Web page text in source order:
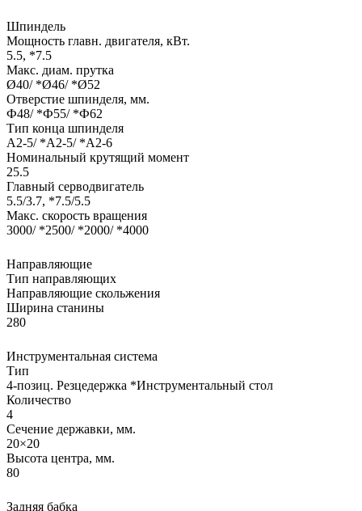
Шпиндель
Мощность главн. двигателя, кВт.
5.5, *7.5
Макс. диам. прутка
Ø40/ *Ø46/ *Ø52
Отверстие шпинделя, мм.
Ф48/ *Ф55/ *Ф62
Тип конца шпинделя
А2-5/ *А2-5/ *А2-6
Номинальный крутящий момент
25.5
Главный серводвигатель
5.5/3.7, *7.5/5.5
Макс. скорость вращения
3000/ *2500/ *2000/ *4000
Направляющие
Тип направляющих
Направляющие скольжения
Ширина станины
280
Инструментальная система
Тип
4-позиц. Резцедержка *Инструментальный стол
Количество
4
Сечение державки, мм.
20×20
Высота центра, мм.
80
Задняя бабка